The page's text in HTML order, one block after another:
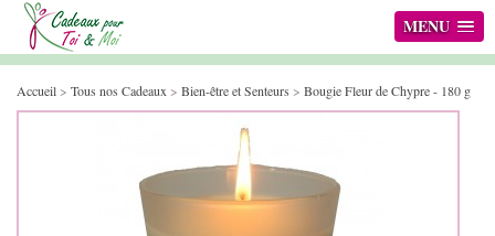
MENU
Accueil> Tous nos Cadeaux> Bien-être et Senteurs > Bougie Fleur de Chypre - 180 g